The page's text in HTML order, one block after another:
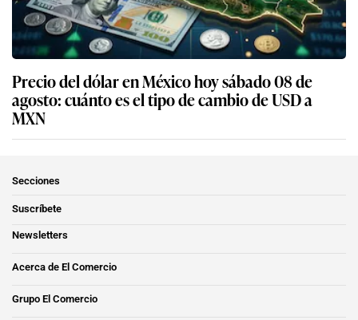
Precio del dólar en México hoy sábado 08 de
agosto: cuánto es el tipo de cambio de USD a
MXN
Secciones
Suscríbete
Newsletters
Acerca de El Comercio
Grupo El Comercio